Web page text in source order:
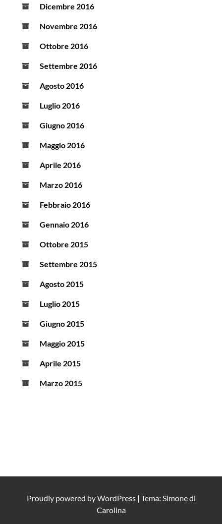
Dicembre 2016
Novembre 2016
Ottobre 2016
Settembre 2016
Agosto 2016
Luglio 2016
Giugno 2016
Maggio 2016
Aprile 2016
Marzo 2016
Febbraio 2016
Gennaio 2016
Ottobre 2015
Settembre 2015
Agosto 2015
Luglio 2015
Giugno 2015
Maggio 2015
Aprile 2015
Marzo 2015
Proudly powered byWordPress | Tema: Simone di
Carolina